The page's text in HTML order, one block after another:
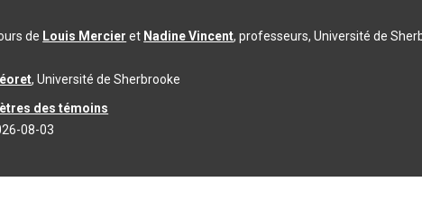
de Louis Mercier et Nadine Vincent, professeurs, Université de
, Université de Sherbrooke
des témoins
08-03